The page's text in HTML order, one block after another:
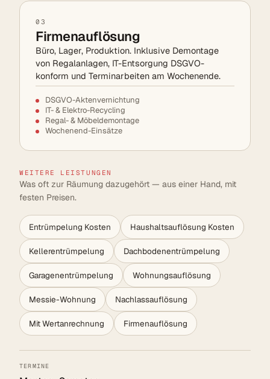
03
Firmenauflösung
Büro, Lager, Produktion. Inklusive Demontage
von Regalanlagen, IT-Entsorgung DSGVO-
konform und Terminarbeiten am Wochenende.
DSGVO-Aktenvernichtung
IT- & Elektro-Recycling
Regal- & Möbeldemontage
Wochenend-Einsätze
WEITERE LEISTUNGEN
Was oft zur Räumung dazugehört — aus einer Hand, mit
festen Preisen.
Entrümpelung Kosten Haushaltsauflösung Kosten
Kellerentrümpelung Dachbodenentrümpelung
Garagenentrümpelung Wohnungsauflösung
Messie-Wohnung Nachlassauflösung
Mit Wertanrechnung Firmenauflösung
TERMINE